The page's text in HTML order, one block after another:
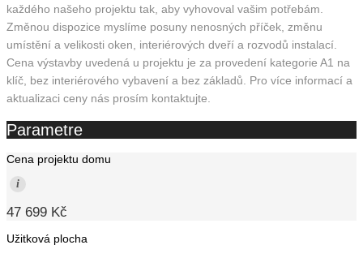
každého našeho projektu tak, aby vyhovoval vašim potřebám.
Změnou dispozice myslíme posuny nenosných příček, změnu
umístění a velikosti oken, interiérových dveří a rozvodů instalací.
Cena výstavby uvedená u projektu je za provedení kategorie A1 na
klíč, bez interiérového vybavení a bez základů. Pro více informací a
aktualizaci ceny nás prosím kontaktujte.
Parametre
Cena projektu domu
i
47 699 Kč
Užitková plocha